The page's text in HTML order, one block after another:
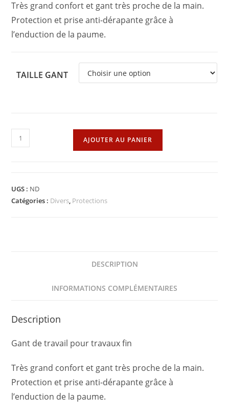
Très grand confort et gant très proche de la main.
Protection et prise anti-dérapante grâce à
l’enduction de la paume.
TAILLE GANT
quantité
de
travail
AJOUTER AU PANIER
UGS : ND
Catégories : Divers, Protections
DESCRIPTION
INFORMATIONS COMPLÉMENTAIRES
Description
Gant de travail pour travaux fin
Très grand confort et gant très proche de la main.
Protection et prise anti-dérapante grâce à
l’enduction de la paume.